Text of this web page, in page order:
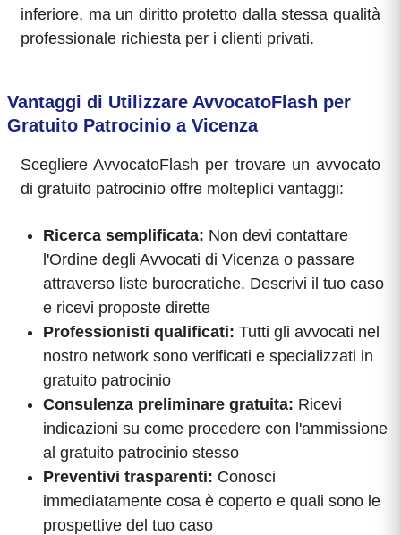
inferiore, ma un diritto protetto dalla stessa qualità
professionale richiesta per i clienti privati.
Vantaggi di Utilizzare AvvocatoFlash per
Gratuito Patrocinio a Vicenza
Scegliere AvvocatoFlash per trovare un avvocato
di gratuito patrocinio offre molteplici vantaggi:
Ricerca semplificata: Non devi contattare
l'Ordine degli Avvocati di Vicenza o passare
attraverso liste burocratiche. Descrivi il tuo caso
e ricevi proposte dirette
Professionisti qualificati: Tutti gli avvocati nel
nostro network sono verificati e specializzati in
gratuito patrocinio
Consulenza preliminare gratuita: Ricevi
indicazioni su come procedere con l'ammissione
al gratuito patrocinio stesso
Preventivi trasparenti: Conosci
immediatamente cosa è coperto e quali sono le
prospettive del tuo caso